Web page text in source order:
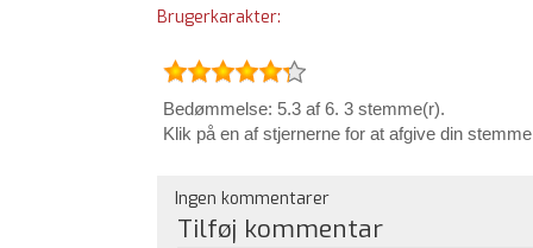
Brugerkarakter:
Bedømmelse: 5.3 af 6. 3 stemme(r).
Klik på en af stjernerne for at afgive din stemme
Ingen kommentarer
Tilføj kommentar